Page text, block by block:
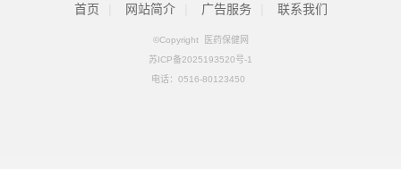
首页 网站简介 广告服务 联系我们
©Copyright 医药保健网
苏ICP备2025193520号-1
电话： 0516-80123450